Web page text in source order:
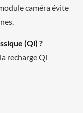
caméra évite
(Qi) ?
recharge Qi